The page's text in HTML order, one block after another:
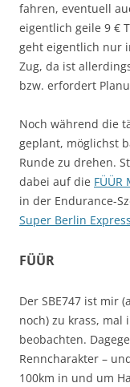
fahren, eventuell
eigentlich geile 9 €
geht eigentlich nur
Zug, da ist
bzw. erfordert
Noch während die
geplant, möglichst
Runde zu drehen.
dabei auf die FÜÜR
in der Endurance-
Super Berlin
FÜÜR
Der SBE747 ist mir
noch) zu krass, mal
beobachten.
Renncharakter –
100km in und um